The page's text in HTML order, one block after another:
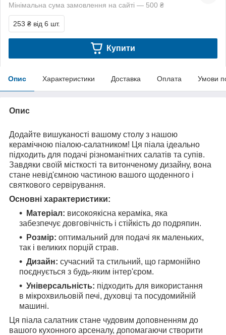
Мінімальна сума замовлення на сайті — 500 ₴
253 ₴ від 6 шт.
Купити
Опис Характеристики Доставка Оплата Умови
Опис
Додайте вишуканості вашому столу з нашою
керамічною піалою-салатником! Ця піала ідеально
підходить для подачі різноманітних салатів та супів.
Завдяки своїй місткості та витонченому дизайну, вона
стане невід'ємною частиною вашого щоденного і
святкового сервірування.
Основні характеристики:
Матеріал: високоякісна кераміка, яка
забезпечує довговічність і стійкість до подряпин.
Розмір: оптимальний для подачі як маленьких,
так і великих порцій страв.
Дизайн: сучасний та стильний, що гармонійно
поєднується з будь-яким інтер'єром.
Універсальність: підходить для використання
в мікрохвильовій печі, духовці та посудомийній
машині.
Ця піала салатник стане чудовим доповненням до
вашого кухонного арсеналу, допомагаючи створити